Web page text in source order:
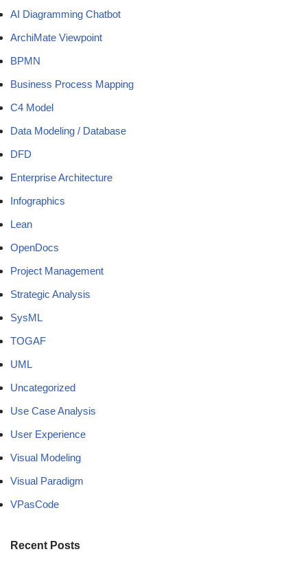
AI Diagramming Chatbot
ArchiMate Viewpoint
BPMN
Business Process Mapping
C4 Model
Data Modeling / Database
DFD
Enterprise Architecture
Infographics
Lean
OpenDocs
Project Management
Strategic Analysis
SysML
TOGAF
UML
Uncategorized
Use Case Analysis
User Experience
Visual Modeling
Visual Paradigm
VPasCode
Recent Posts